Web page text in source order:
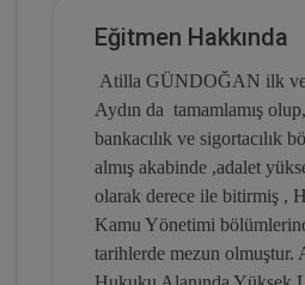
İflas Hukukunda Sıra
300 TL
Eğitmen Hakkında
Atilla GÜNDOĞAN ilk
Aydın da tamamlamış
bankacılık ve sigortacılık
almış akabinde ,adalet
olarak derece ile bitirmiş ,
Kamu Yönetimi
tarihlerde mezun olmuştur.